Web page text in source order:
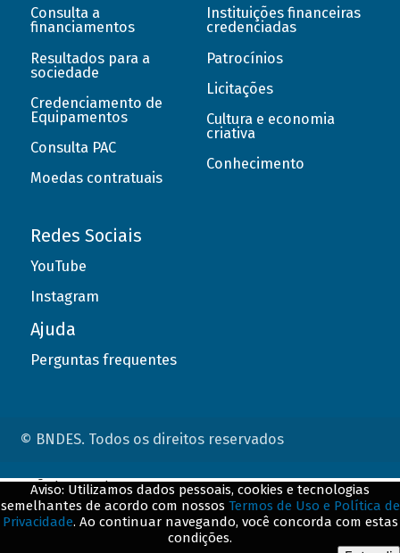
Consulta a
financiamentos
Resultados para a
sociedade
Credenciamento de
Equipamentos
Consulta PAC
Moedas contratuais
Instituições financeiras
credenciadas
Patrocínios
Licitações
Cultura e economia
criativa
Conhecimento
Redes Sociais
YouTube
Instagram
Ajuda
Perguntas frequentes
© BNDES. Todos os direitos reservados
Aviso: Utilizamos dados pessoais, cookies e tecnologias
semelhantes de acordo com nossos Termos de Uso e Política de
Privacidade. Ao continuar navegando, você concorda com estas
condições.
ConteÃºdo complementar
${title}${badge}